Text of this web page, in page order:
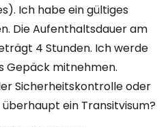
Ich habe ein gültiges
Die Aufenthaltsdauer am
4 Stunden. Ich werde
Gepäck mitnehmen.
Sicherheitskontrolle oder
ein Transitvisum?